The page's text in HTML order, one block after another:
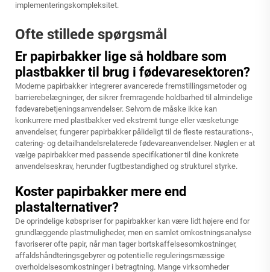
implementeringskompleksitet.
Ofte stillede spørgsmål
Er papirbakker lige så holdbare som
plastbakker til brug i fødevaresektoren?
Moderne papirbakker integrerer avancerede fremstillingsmetoder og
barrierebelægninger, der sikrer fremragende holdbarhed til almindelige
fødevarebetjeningsanvendelser. Selvom de måske ikke kan
konkurrere med plastbakker ved ekstremt tunge eller væsketunge
anvendelser, fungerer papirbakker pålideligt til de fleste restaurations-,
catering- og detailhandelsrelaterede fødevareanvendelser. Nøglen er at
vælge papirbakker med passende specifikationer til dine konkrete
anvendelseskrav, herunder fugtbestandighed og strukturel styrke.
Koster papirbakker mere end
plastalternativer?
De oprindelige købspriser for papirbakker kan være lidt højere end for
grundlæggende plastmuligheder, men en samlet omkostningsanalyse
favoriserer ofte papir, når man tager bortskaffelsesomkostninger,
affaldshåndteringsgebyrer og potentielle reguleringsmæssige
overholdelsesomkostninger i betragtning. Mange virksomheder